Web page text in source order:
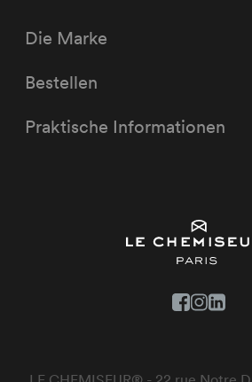
Die Marke
Bestellen
Praktische Informationen